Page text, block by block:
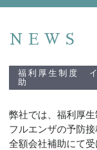
NEWS
福利厚生制度
助
弊社では、福利厚
フルエンザの予防
全額会社補助にて受